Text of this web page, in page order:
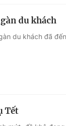
du khách
du khách đã
Tết